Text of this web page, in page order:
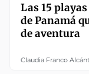
Las 15
de Panamá
de aventura
Claudia Franco